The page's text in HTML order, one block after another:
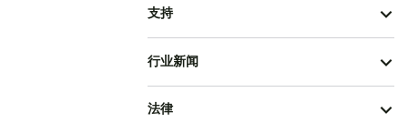
支持
行业新闻
法律